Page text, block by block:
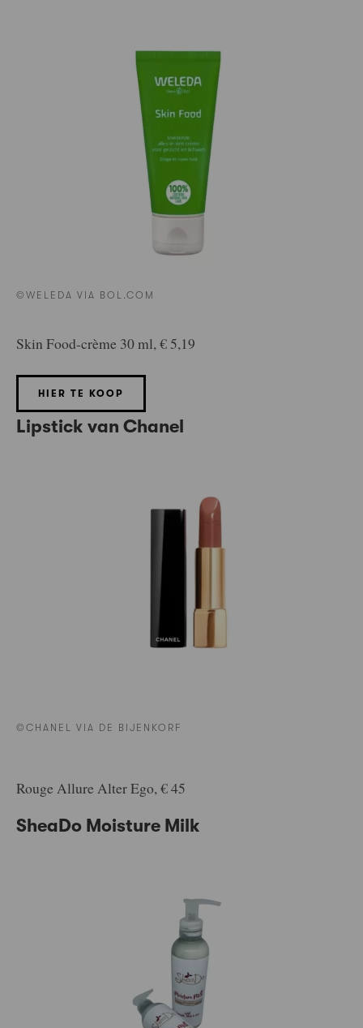
©WELEDA VIA BOL.COM
Skin Food-crème 30 ml, € 5,19
HIER TE KOOP
Lipstick van Chanel
©CHANEL VIA DE BIJENKORF
Rouge Allure Alter Ego, € 45
SheaDo Moisture Milk